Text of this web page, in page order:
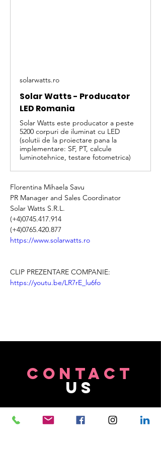
solarwatts.ro
Solar Watts - Producator
LED Romania
Solar Watts este producator a peste
5200 corpuri de iluminat cu LED
(solutii de la proiectare pana la
implementare: SF, PT, calcule
luminotehnice, testare fotometrica)
Florentina Mihaela Savu
PR Manager and Sales Coordinator
Solar Watts S.R.L.
(+4)0745.417.914
(+4)0765.420.877
https://www.solarwatts.ro
CLIP PREZENTARE COMPANIE:
https://youtu.be/LR7rE_lu6fo
CONTACT
US